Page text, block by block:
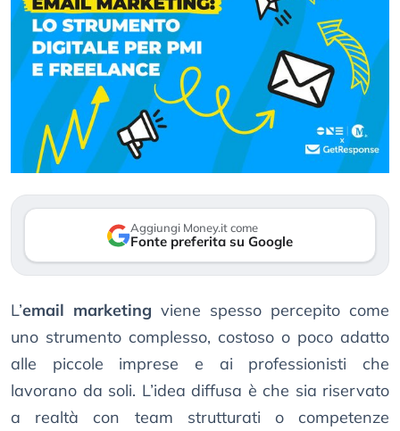
Aggiungi Money.it come
Fonte preferita su Google
L’email marketing viene spesso percepito come
uno strumento complesso, costoso o poco adatto
alle piccole imprese e ai professionisti che
lavorano da soli. L’idea diffusa è che sia riservato
a realtà con team strutturati o competenze